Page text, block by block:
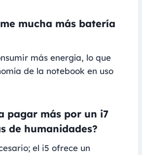
mucha más batería
más energía, lo que
de la notebook en uso
pagar más por un i7
de humanidades?
el i5 ofrece un